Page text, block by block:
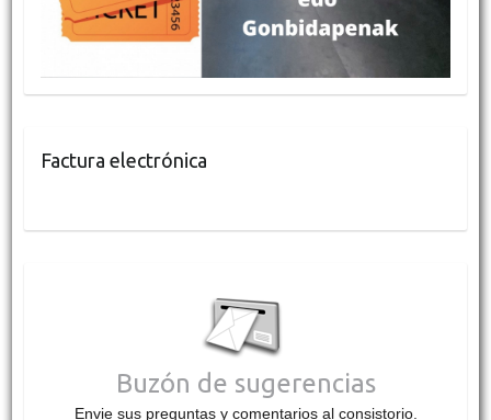
Factura electrónica
Buzón de sugerencias
Envie sus preguntas y comentarios al consistorio.